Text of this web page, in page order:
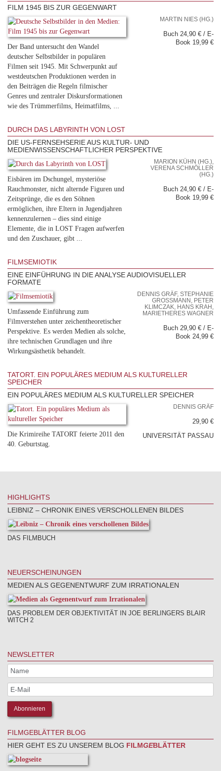
FILM 1945 BIS ZUR GEGENWART
Der Band untersucht den Wandel
deutscher Selbstbilder in populären
Filmen seit 1945. Mit Schwerpunkt auf
westdeutschen Produktionen werden in
den Beiträgen die Regeln filmischer
Genres und zentraler Diskursformationen
wie des Trümmerfilms, Heimatfilms, ...
MARTIN NIES (HG.)
Buch 24,90 € / E-
Book 19,99 €
DURCH DAS LABYRINTH VON LOST
DIE US-FERNSEHSERIE AUS KULTUR- UND
MEDIENWISSENSCHAFTLICHER PERSPEKTIVE
Eisbären im Dschungel, mysteriöse
Rauchmonster, nicht alternde Figuren und
Zeitsprünge, die es den Söhnen
ermöglichen, ihre Eltern in Jugendjahren
kennenzulernen – dies sind einige
Elemente, die in LOST Fragen aufwerfen
und den Zuschauer, gibt ...
MARION KÜHN (HG.),
VERENA SCHMÖLLER
(HG.)
Buch 24,90 € / E-
Book 19,99 €
FILMSEMIOTIK
EINE EINFÜHRUNG IN DIE ANALYSE AUDIOVISUELLER
FORMATE
Umfassende Einführung zum
Filmverstehen unter zeichentheoretischer
Perspektive. Es werden Medien als solche,
ihre technischen Grundlagen und ihre
Wirkungsästhetik behandelt.
DENNIS GRÄF, STEPHANIE
GROSSMANN, PETER K
LIMCZAK, HANS KRAH, M
ARIETHERES WAGNER
Buch 29,90 € / E-
Book 24,99 €
TATORT. EIN POPULÄRES MEDIUM ALS KULTURELLER
SPEICHER
EIN POPULÄRES MEDIUM ALS KULTURELLER SPEICHER
Die Krimireihe TATORT feierte 2011 den
40. Geburtstag.
DENNIS GRÄF
29,90 €
UNIVERSITÄT PASSAU
HIGHLIGHTS
LEIBNIZ – CHRONIK EINES VERSCHOLLENEN BILDES
DAS FILMBUCH
NEUERSCHEINUNGEN
MEDIEN ALS GEGENENTWURF ZUM IRRATIONALEN
DAS PROBLEM DER OBJEKTIVITÄT IN JOE BERLINGERS BLAIR
WITCH 2
NEWSLETTER
FILMGEBLÄTTER BLOG
HIER GEHT ES ZU UNSEREM BLOG FILMGEBLÄTTER